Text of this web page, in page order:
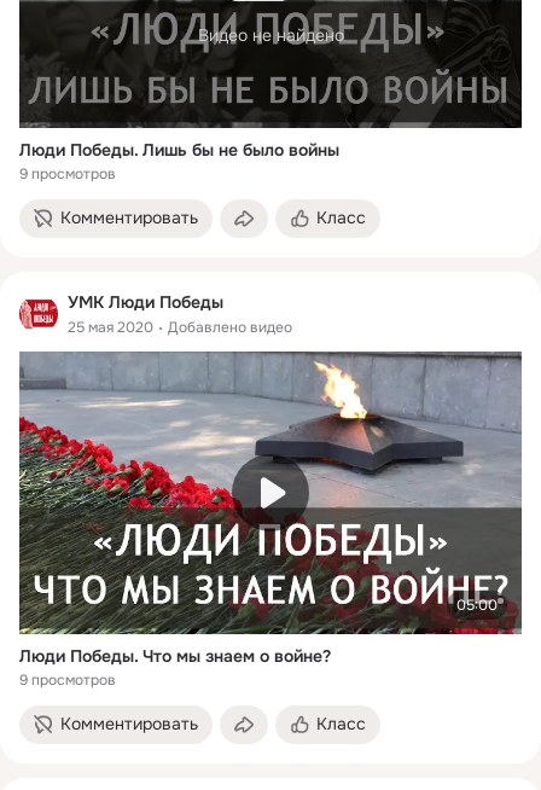
Видео не найдено
Люди Победы. Лишь бы не было войны
9 просмотров
Комментировать Класс
УМК Люди Победы
25 мая 2020 Добавлено видео
05:00
Люди Победы. Что мы знаем о войне?
9 просмотров
Комментировать Класс